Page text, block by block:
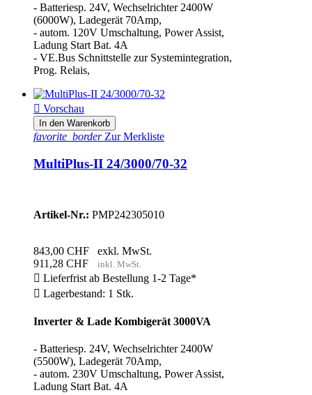
- Batteriesp. 24V, Wechselrichter 2400W
(6000W), Ladegerät 70Amp,
- autom. 120V Umschaltung, Power Assist,
Ladung Start Bat. 4A
- VE.Bus Schnittstelle zur Systemintegration,
Prog. Relais,
 Vorschau
In den Warenkorb
favorite_borderZur Merkliste
MultiPlus-II 24/3000/70-32
Artikel-Nr.: PMP242305010
843,00 CHF
exkl. MwSt.
911,28 CHF
inkl. MwSt.
 Lieferfrist ab Bestellung 1-2 Tage*
 Lagerbestand: 1 Stk.
Inverter & Lade Kombigerät 3000VA
- Batteriesp. 24V, Wechselrichter 2400W
(5500W), Ladegerät 70Amp,
- autom. 230V Umschaltung, Power Assist,
Ladung Start Bat. 4A